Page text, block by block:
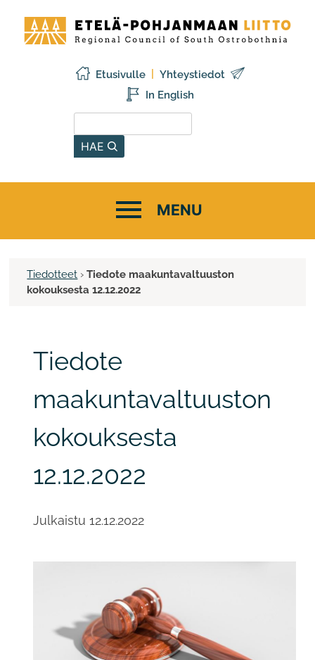
sisältöön
Pohjanmaan
liitto
Etusivulle Yhteystiedot
HAE
In English
Tiedotteet ›Tiedote maakuntavaltuuston
kokouksesta 12.12.2022
Tiedote
maakuntavaltuuston
kokouksesta
12.12.2022
Julkaistu 12.12.2022